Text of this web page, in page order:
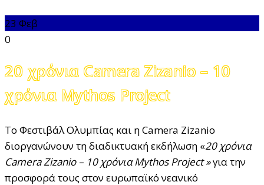
23 Φεβ
0
20 χρόνια Camera Zizanio – 10
χρόνια Mythos Project
Το Φεστιβάλ Ολυμπίας και η Camera Zizanio
διοργανώνουν τη διαδικτυακή εκδήλωση «20 χρόνια
CameraZizanio– 10 χρόνιαMythos Project »για την
προσφορά τους στον ευρωπαϊκό νεανικό